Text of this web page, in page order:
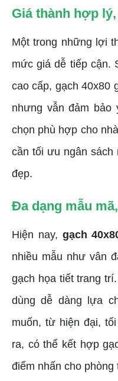
Giá thành hợp
Một trong những lợi
mức giá dễ tiếp cận.
cao cấp, gạch 40x80
nhưng vẫn đảm
chọn phù hợp cho
cần tối ưu ngân sách
đẹp.
Đa dạng mẫu
Hiện nay, gạch
nhiều mẫu như vân
gạch họa tiết trang
dùng dễ dàng lựa
muốn, từ hiện đại,
ra, có thể kết hợp
điểm nhấn cho phòng